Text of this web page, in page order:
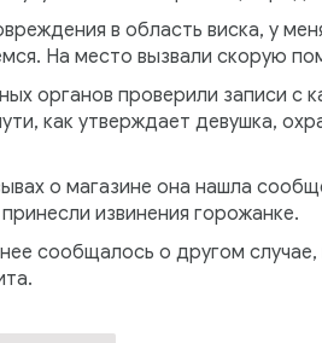
в область виска, у
На место вызвали скорую
органов проверили записи
как утверждает девушка,
о магазине она нашла
извинения горожанке.
сообщалось о другом